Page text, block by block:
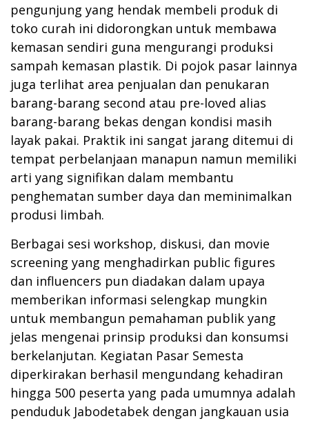
pengunjung yang hendak membeli produk di
toko curah ini didorongkan untuk membawa
kemasan sendiri guna mengurangi produksi
sampah kemasan plastik. Di pojok pasar lainnya
juga terlihat area penjualan dan penukaran
barang-barang second atau pre-loved alias
barang-barang bekas dengan kondisi masih
layak pakai. Praktik ini sangat jarang ditemui di
tempat perbelanjaan manapun namun memiliki
arti yang signifikan dalam membantu
penghematan sumber daya dan meminimalkan
produsi limbah.
Berbagai sesi workshop, diskusi, dan movie
screening yang menghadirkan public figures
dan influencers pun diadakan dalam upaya
memberikan informasi selengkap mungkin
untuk membangun pemahaman publik yang
jelas mengenai prinsip produksi dan konsumsi
berkelanjutan. Kegiatan Pasar Semesta
diperkirakan berhasil mengundang kehadiran
hingga 500 peserta yang pada umumnya adalah
penduduk Jabodetabek dengan jangkauan usia